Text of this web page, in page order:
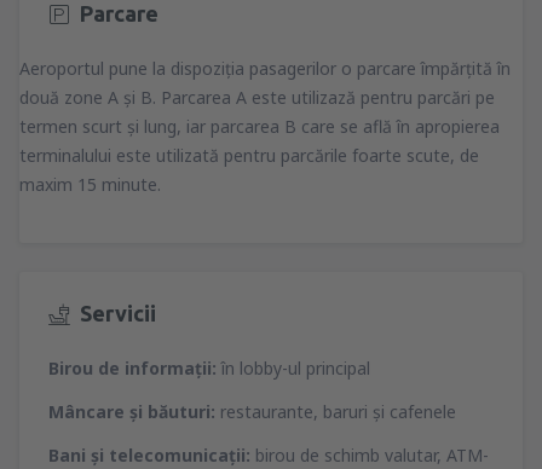
Parcare
Aeroportul pune la dispoziţia pasagerilor o parcare împărţită în
două zone A şi B. Parcarea A este utilizază pentru parcări pe
termen scurt şi lung, iar parcarea B care se află în apropierea
terminalului este utilizată pentru parcările foarte scute, de
maxim 15 minute.
Servicii
Birou de informaţii: în lobby-ul principal
Mâncare şi băuturi: restaurante, baruri şi cafenele
Bani şi telecomunicaţii: birou de schimb valutar, ATM-